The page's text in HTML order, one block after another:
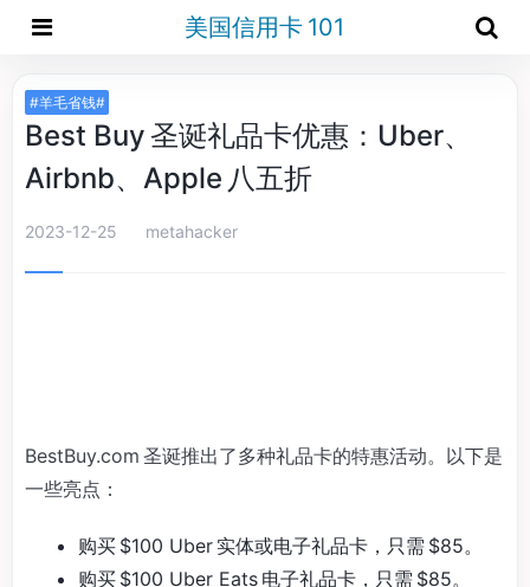
美国信用卡 101
#羊毛省钱#
Best Buy 圣诞礼品卡优惠：Uber、
Airbnb、Apple 八五折
2023-12-25 metahacker
BestBuy.com 圣诞推出了多种礼品卡的特惠活动。以下是
一些亮点：
购买 $100 Uber 实体或电子礼品卡，只需 $85。
购买 $100 Uber Eats 电子礼品卡，只需 $85。